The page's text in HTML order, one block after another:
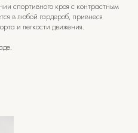
спортивного кроя с контрастным
в любой гардероб, привнеся
и легкости движения.